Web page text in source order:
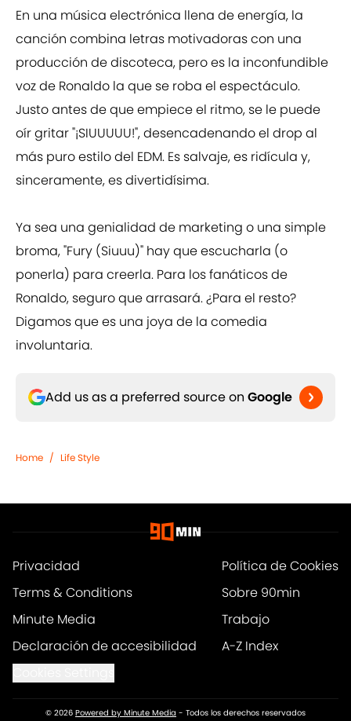
En una música electrónica llena de energía, la
canción combina letras motivadoras con una
producción de discoteca, pero es la inconfundible
voz de Ronaldo la que se roba el espectáculo.
Justo antes de que empiece el ritmo, se le puede
oír gritar "¡SIUUUUU!", desencadenando el drop al
más puro estilo del EDM. Es salvaje, es ridícula y,
sinceramente, es divertidísima.
Ya sea una genialidad de marketing o una simple
broma, "Fury (Siuuu)" hay que escucharla (o
ponerla) para creerla. Para los fanáticos de
Ronaldo, seguro que arrasará. ¿Para el resto?
Digamos que es una joya de la comedia
involuntaria.
Add us as a preferred source on Google
Home / Life Style
Privacidad
Política de Cookies
Terms & Conditions
Sobre 90min
Minute Media
Trabajo
Declaración de accesibilidad
A-Z Index
© 2026 Powered by Minute Media - Todos los derechos reservados